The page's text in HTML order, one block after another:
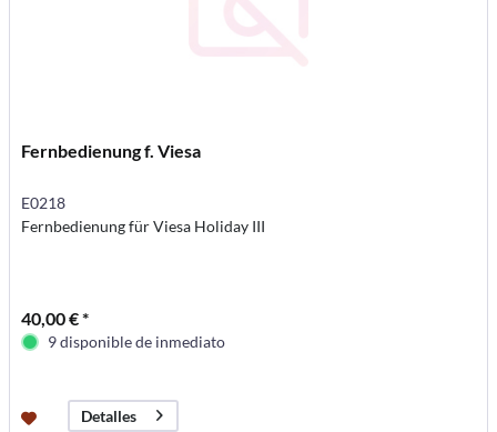
Fernbedienung f. Viesa
E0218
Fernbedienung für Viesa Holiday III
40,00 € *
9 disponible de inmediato
Detalles